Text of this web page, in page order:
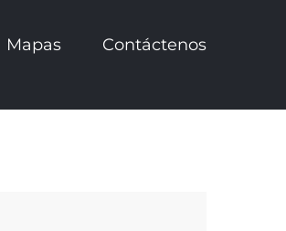
Mapas Contáctenos